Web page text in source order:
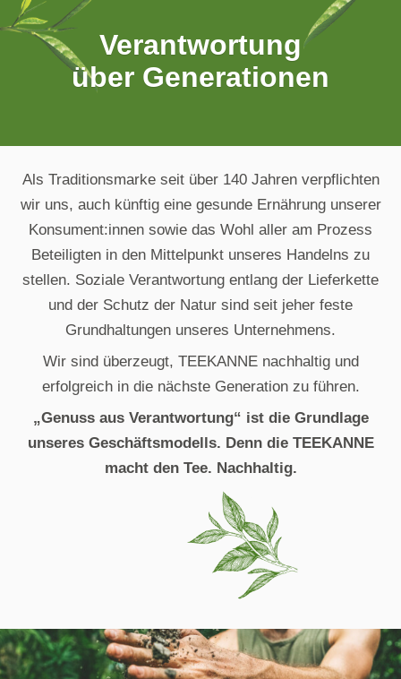
Verantwortung über
Verantwortung
über Generationen
Als Traditionsmarke seit über 140 Jahren verpflichten
wir uns, auch künftig eine gesunde Ernährung unserer
Konsument:innen sowie das Wohl aller am Prozess
Beteiligten in den Mittelpunkt unseres Handelns zu
stellen. Soziale Verantwortung entlang der Lieferkette
und der Schutz der Natur sind seit jeher feste
Grundhaltungen unseres Unternehmens.
Wir sind überzeugt, TEEKANNE nachhaltig und
erfolgreich in die nächste Generation zu führen.
„Genuss aus Verantwortung“ ist die Grundlage
unseres Geschäftsmodells. Denn die TEEKANNE
macht den Tee. Nachhaltig.